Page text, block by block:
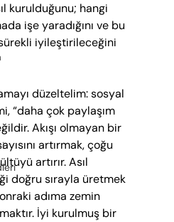
kurulduğunu; hangi
işe yaradığını ve bu
sürekli iyileştirileceğini
düzeltelim: sosyal
“daha çok paylaşım
Akışı olmayan bir
artırmak, çoğu
artırır. Asıl
doğru sırayla üretmek
adıma zemin
İyi kurulmuş bir